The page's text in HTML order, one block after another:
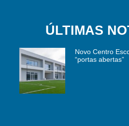
ÚLTIMAS
Novo Centro
“portas abertas”